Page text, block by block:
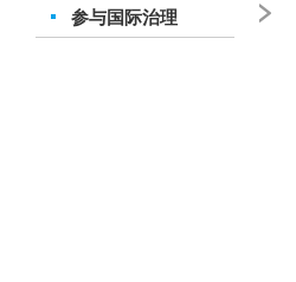
参与国际治理